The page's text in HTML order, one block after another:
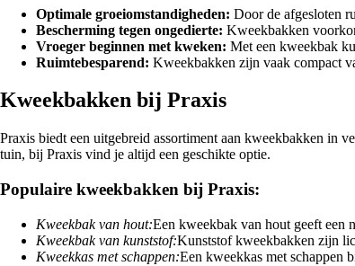
Optimale groeiomstandigheden: Door de afgesloten
Bescherming tegen ongedierte: Kweekbakken
Vroeger beginnen met kweken: Met een kweekbak
Ruimtebesparend: Kweekbakken zijn vaak compact
Kweekbakken bij Praxis
Praxis biedt een uitgebreid assortiment aan kweekbakken in
tuin, bij Praxis vind je altijd een geschikte optie.
Populaire kweekbakken bij Praxis:
Kweekbak van hout:Een kweekbak van hout geeft een
Kweekbak van kunststof:Kunststof kweekbakken zijn
Kweekkas met schappen:Een kweekkas met schappen